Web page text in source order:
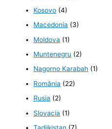
Kosovo (4)
Macedonia (3)
Moldova (1)
Muntenegru (2)
Nagorno Karabah (1)
România (22)
Rusia (2)
Slovacia (1)